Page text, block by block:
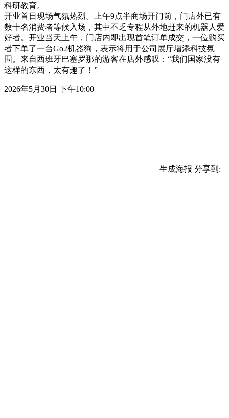
科研教育。
开业首日现场气氛热烈。上午9点半商场开门前，门店外已有
数十名消费者等候入场，其中不乏专程从外地赶来的机器人爱
好者。开业当天上午，门店内即出现首笔订单成交，一位购买
者下单了一台Go2机器狗，表示将用于公司展厅增添科技氛
围。来自西班牙巴塞罗那的游客在店外感叹：“我们国家没有
这样的东西，太有趣了！”
2026年5月30日 下午10:00
生成海报 分享到: